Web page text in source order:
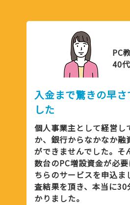
PC
40
入金まで驚きの早
した
個人事業主として経営し
か、銀行からなかなか融
ができませんでした。そ
数台のPC増設資金が必
ちらのサービスを申込ま
査結果を頂き、本当に
かりました。